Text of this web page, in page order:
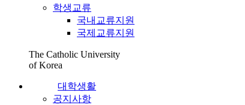
학생교류
국내교류지원
국제교류지원
The Catholic University
of Korea
대학생활
공지사항